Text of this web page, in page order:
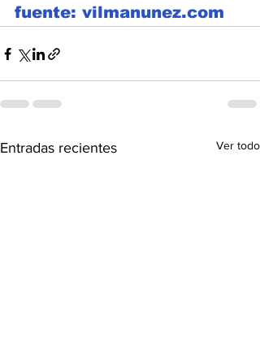
fuente: vilmanunez.com
Entradas recientes Ver todo